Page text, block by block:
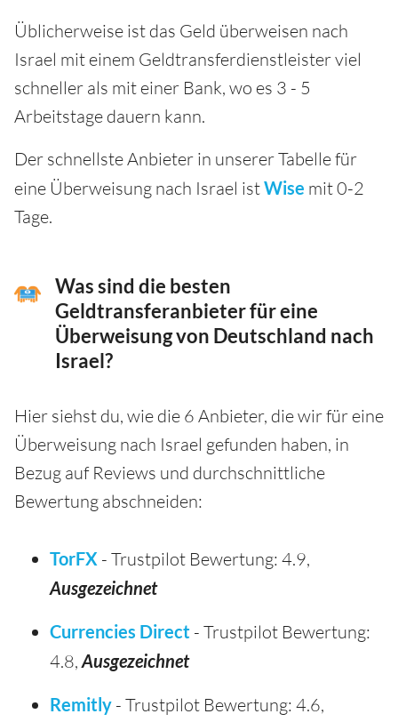
Üblicherweise ist das Geld überweisen nach
Israel mit einem Geldtransferdienstleister viel
schneller als mit einer Bank, wo es 3 - 5
Arbeitstage dauern kann.
Der schnellste Anbieter in unserer Tabelle für
eine Überweisung nach Israel istWise mit 0-2
Tage.
Was sind die besten
Geldtransferanbieter für eine
Überweisung von Deutschland nach
Israel?
Hier siehst du, wie die 6 Anbieter, die wir für eine
Überweisung nach Israel gefunden haben, in
Bezug auf Reviews und durchschnittliche
Bewertung abschneiden:
TorFX - Trustpilot Bewertung: 4.9,
Ausgezeichnet
Currencies Direct - Trustpilot Bewertung:
4.8,Ausgezeichnet
Remitly - Trustpilot Bewertung: 4.6,